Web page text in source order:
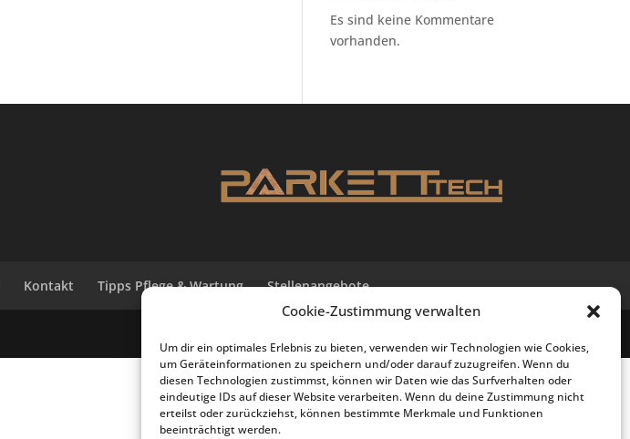
Cookie-Zustimmung verwalten
Um dir ein optimales Erlebnis zu bieten, verwenden wir Technologien wie Cookies,
um Geräteinformationen zu speichern und/oder darauf zuzugreifen. Wenn du
diesen Technologien zustimmst, können wir Daten wie das Surfverhalten oder
eindeutige IDs auf dieser Website verarbeiten. Wenn du deine Zustimmung nicht
erteilst oder zurückziehst, können bestimmte Merkmale und Funktionen
beeinträchtigt werden.
Es sind keine Kommentare
vorhanden.
Kontakt Tipps Pflege & Wartung Stellenangebote